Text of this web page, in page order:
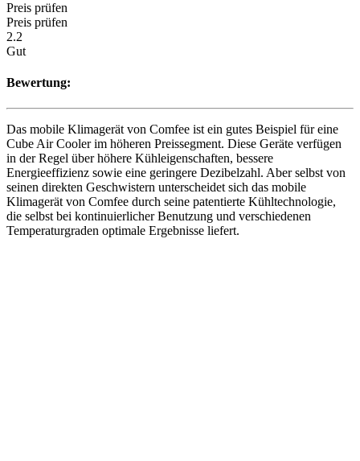
Preis prüfen
Preis prüfen
2.2
Gut
Bewertung:
Das mobile Klimagerät von Comfee ist ein gutes Beispiel für eine
Cube Air Cooler im höheren Preissegment. Diese Geräte verfügen
in der Regel über höhere Kühleigenschaften, bessere
Energieeffizienz sowie eine geringere Dezibelzahl. Aber selbst von
seinen direkten Geschwistern unterscheidet sich das mobile
Klimagerät von Comfee durch seine patentierte Kühltechnologie,
die selbst bei kontinuierlicher Benutzung und verschiedenen
Temperaturgraden optimale Ergebnisse liefert.